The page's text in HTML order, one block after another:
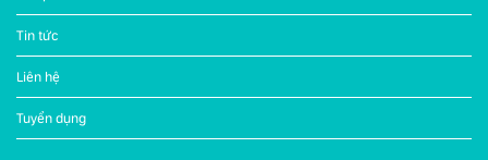
Tin tức
Liên hệ
Tuyển dụng